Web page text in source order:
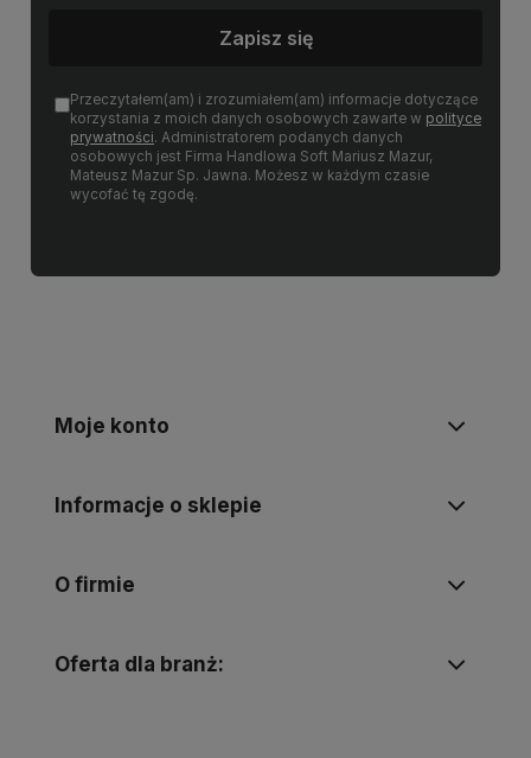
Zapisz się
Przeczytałem(am) i zrozumiałem(am) informacje dotyczące
korzystania z moich danych osobowych zawarte w polityce
prywatności. Administratorem podanych danych
osobowych jest Firma Handlowa Soft Mariusz Mazur,
Mateusz Mazur Sp. Jawna. Możesz w każdym czasie
wycofać tę zgodę.
Moje konto
Informacje o sklepie
O firmie
Oferta dla branż: